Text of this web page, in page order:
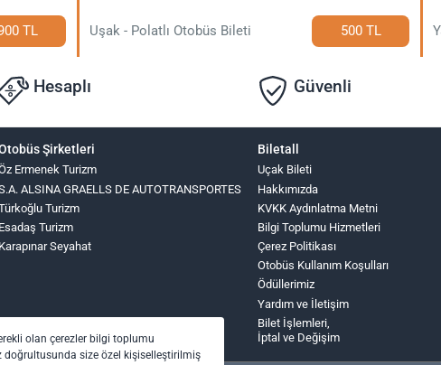
TL Uşak - Polatlı Otobüs Bileti 500 TL
Hesaplı Güvenli
Şirketleri
Ermenek Turizm
ALSINA GRAELLS DE AUTOTRANSPORTES
Turizm
Esadaş Turizm
Karapınar Seyahat
Biletall
Uçak Bileti
Hakkımızda
KVKK Aydınlatma Metni
Bilgi Toplumu Hizmetleri
Çerez Politikası
Otobüs Kullanım Koşulları
Ödüllerimiz
Yardım ve İletişim
Bilet İşlemleri,
İptal ve Değişim
olan çerezler bilgi toplumu
doğrultusunda size özel kişiselleştirilmiş